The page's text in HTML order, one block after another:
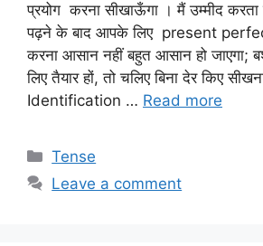
प्रयोग करना सीखाऊँगा । मैं उम्मीद
पढ़ने के बाद आपके लिए present
करना आसान नहीं बहुत आसान हो जाएगा;
लिए तैयार हों, तो चलिए बिना देर किए
Identification … Read more
Categories
Tense
Leave a comment